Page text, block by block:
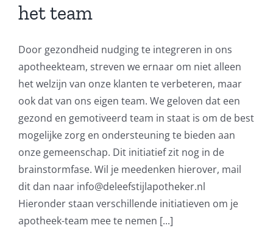
het team
Door gezondheid nudging te integreren in ons
apotheekteam, streven we ernaar om niet alleen
het welzijn van onze klanten te verbeteren, maar
ook dat van ons eigen team. We geloven dat een
gezond en gemotiveerd team in staat is om de best
mogelijke zorg en ondersteuning te bieden aan
onze gemeenschap. Dit initiatief zit nog in de
brainstormfase. Wil je meedenken hierover, mail
dit dan naar info@deleefstijlapotheker.nl
Hieronder staan verschillende initiatieven om je
apotheek-team mee te nemen [...]